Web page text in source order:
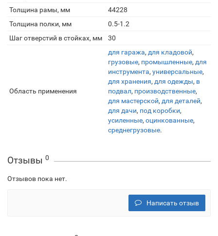
Толщина рамы, мм
44228
Толщина полки, мм
0.5-1.2
Шаг отверстий в стойках, мм
30
Область применения
для гаража, для кладовой,
грузовые, промышленные, для
инструмента, универсальные,
для хранения, для одежды, в
подвал, производственные,
для мастерской, для деталей,
для дачи, под коробки,
усиленные, оцинкованные,
среднегрузовые.
Отзывы 0
Отзывов пока нет.
Написать отзыв